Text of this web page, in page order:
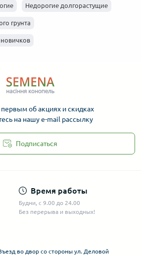
Недорогие долгорастущие
грунта
первым об акциях и скидках
на нашу e-mail рассылку
Подписаться
Время работы
Будни, с 9.00 до 24.00
Без перерыва и выходных!
во двор со стороны ул. Деловой